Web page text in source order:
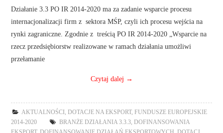
Działanie 3.3 PO IR 2014-2020 ma za zadanie wsparcie procesu
internacjonalizacji firm z sektora MŚP, czyli ich procesu wejścia na
rynki zagraniczne. Zgodnie z treścią PO IR 2014-2020 „Wsparcie na
rzecz przedsiębiorstw realizowane w ramach działania umożliwi
przełamanie
Czytaj dalej →
AKTUALNOŚCI DOTACJE NA EKSPORT, FUNDUSZE EUROPEJSKIE
2014-2020
BRANŻE DZIAŁANIA 3.3.3
DOFINANSOWANIA